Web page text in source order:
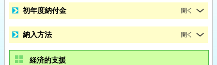
初年度納付金
納入方法
経済的支援